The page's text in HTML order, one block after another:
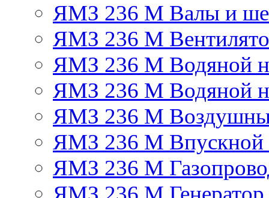
ЯМЗ 236 М Валы и
ЯМЗ 236 М
ЯМЗ 236 М Водяной
ЯМЗ 236 М Водяной
ЯМЗ 236 М
ЯМЗ 236 М Впускной
ЯМЗ 236 М